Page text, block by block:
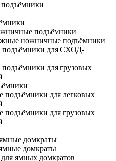
подъёмники
подъёмники
ножничные подъёмники
для СХОД-
для грузовых
подъёмники для легковых
подъёмники для грузовых
домкраты
домкраты
ямных домкратов